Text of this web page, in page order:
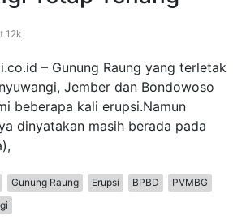
12k
– Gunung Raung yang terletak
Jember dan Bondowoso
beberapa kali erupsi.Namun
dinyatakan masih berada pada
Gunung Raung Erupsi BPBD
PVMBG